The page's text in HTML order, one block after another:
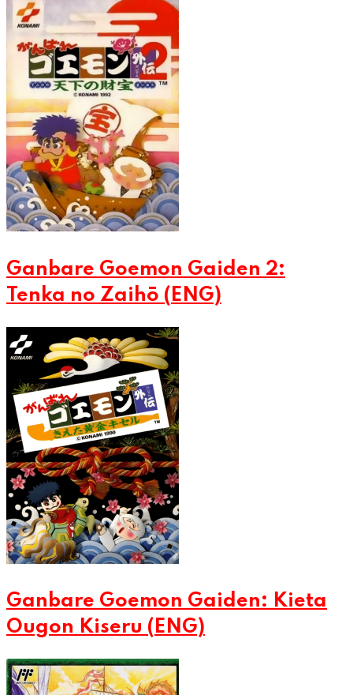
Ganbare Goemon Gaiden 2:
Tenka no Zaihō (ENG)
Ganbare Goemon Gaiden: Kieta
Ougon Kiseru (ENG)